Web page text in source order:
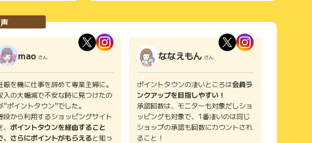
mao さん
娠を機に仕事を辞めて専業主婦に。
入の大幅減で不安な時に見つけたの
"ポイントタウン"でした。
段から利用するショッピングサイト
ポイントタウンを経由すること
、さらにポイントがもらえると知っ
ななえもん さん
ポイントタウンの凄いところは会員ラ
ンクアップを目指しやすい！
承認回数は、モニターも対象だしショ
ッピングも対象で、1番凄いのは同じ
ショップの承認も回数にカウントされ
ること！